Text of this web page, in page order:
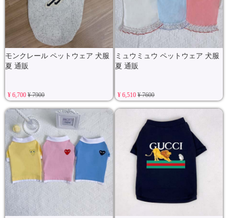
モンクレール ペットウェア 犬服
夏 通販
¥ 6,700¥ 7900
ミュウミュウ ペットウェア 犬服
夏 通販
¥ 6,510¥ 7600